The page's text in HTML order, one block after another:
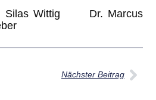
Wittig Dr. Marcus
Nächster Beitrag